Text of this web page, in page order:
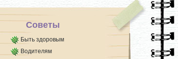
Советы
Быть здоровым
Водителям